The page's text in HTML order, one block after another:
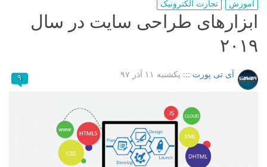
آموزش تجارت الکترونیک
ابزارهای طراحی سایت در سال
۲۰۱۹
آی تی پورت ::: یکشنبه ۱۱ آذر ۹۷ ۹